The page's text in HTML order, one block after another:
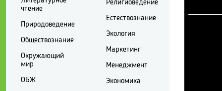
чтение
Природоведение
Обществознание
Окружающий
мир
ОБЖ
Религиоведение
Естествознание
Экология
Маркетинг
Менеджмент
Экономика